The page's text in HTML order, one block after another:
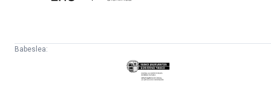
Babeslea:
Eusko
Jaurlaritza